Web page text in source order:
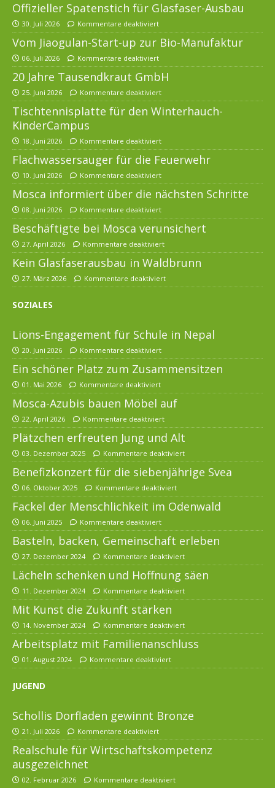
Offizieller Spatenstich für Glasfaser-Ausbau
30. Juli 2026 Kommentare deaktiviert
Vom Jiaogulan-Start-up zur Bio-Manufaktur
06. Juli 2026 Kommentare deaktiviert
20 Jahre Tausendkraut GmbH
25. Juni 2026 Kommentare deaktiviert
Tischtennisplatte für den Winterhauch-
KinderCampus
18. Juni 2026 Kommentare deaktiviert
Flachwassersauger für die Feuerwehr
10. Juni 2026 Kommentare deaktiviert
Mosca informiert über die nächsten Schritte
08. Juni 2026 Kommentare deaktiviert
Beschäftigte bei Mosca verunsichert
27. April 2026 Kommentare deaktiviert
Kein Glasfaserausbau in Waldbrunn
27. März 2026 Kommentare deaktiviert
SOZIALES
Lions-Engagement für Schule in Nepal
20. Juni 2026 Kommentare deaktiviert
Ein schöner Platz zum Zusammensitzen
01. Mai 2026 Kommentare deaktiviert
Mosca-Azubis bauen Möbel auf
22. April 2026 Kommentare deaktiviert
Plätzchen erfreuten Jung und Alt
03. Dezember 2025 Kommentare deaktiviert
Benefizkonzert für die siebenjährige Svea
06. Oktober 2025 Kommentare deaktiviert
Fackel der Menschlichkeit im Odenwald
06. Juni 2025 Kommentare deaktiviert
Basteln, backen, Gemeinschaft erleben
27. Dezember 2024 Kommentare deaktiviert
Lächeln schenken und Hoffnung säen
11. Dezember 2024 Kommentare deaktiviert
Mit Kunst die Zukunft stärken
14. November 2024 Kommentare deaktiviert
Arbeitsplatz mit Familienanschluss
01. August 2024 Kommentare deaktiviert
JUGEND
Schollis Dorfladen gewinnt Bronze
21. Juli 2026 Kommentare deaktiviert
Realschule für Wirtschaftskompetenz
ausgezeichnet
02. Februar 2026 Kommentare deaktiviert